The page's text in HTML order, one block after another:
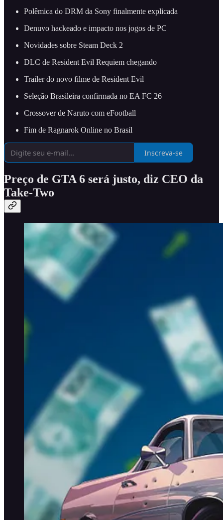
Polêmica do DRM da Sony finalmente explicada
Denuvo hackeado e impacto nos jogos de PC
Novidades sobre Steam Deck 2
DLC de Resident Evil Requiem chegando
Trailer do novo filme de Resident Evil
Seleção Brasileira confirmada no EA FC 26
Crossover de Naruto com eFootball
Fim de Ragnarok Online no Brasil
Inscreva-se
Preço de GTA 6 será justo, diz CEO da
Take-Two